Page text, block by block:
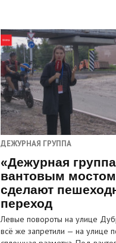
ДЕЖУРНАЯ ГРУППА
«Дежурная
вантовым мостом
сделают
переход
Левые повороты на улице
всё же запретили — на улице